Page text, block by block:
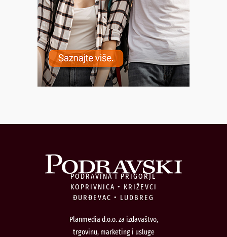
PODRAVINA I PRIGORJE
KOPRIVNICA • KRIŽEVCI
ĐURĐEVAC • LUDBREG
Planmedia d.o.o. za izdavaštvo,
trgovinu, marketing i usluge